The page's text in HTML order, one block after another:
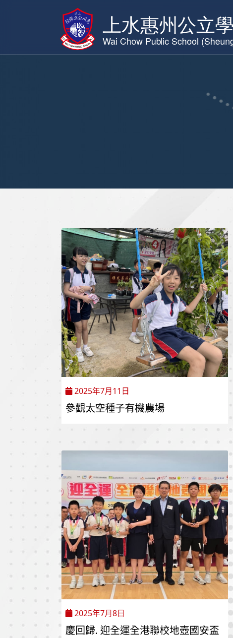
2025年7月11日
參觀太空種子有機農場
2025年7月8日
慶回歸. 迎全運全港聯校地壺國安盃